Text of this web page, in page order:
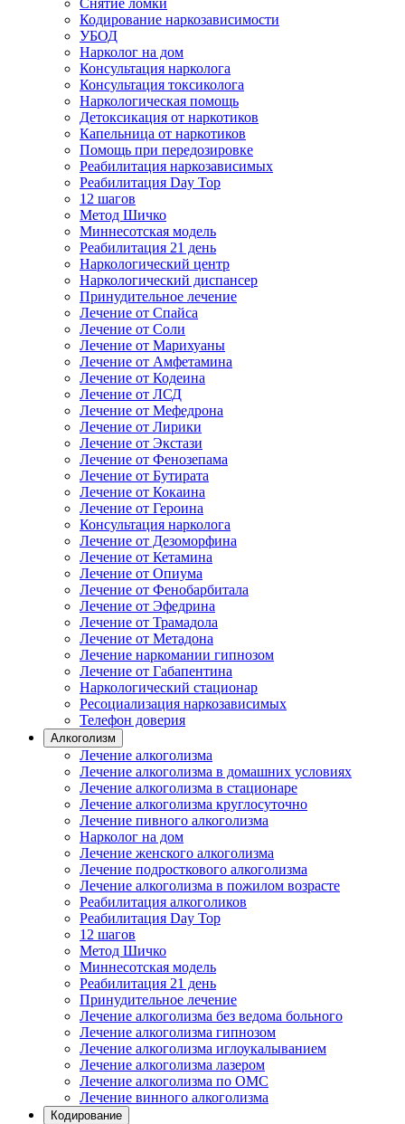
Снятие ломки
Кодирование наркозависимости
УБОД
Нарколог на дом
Консультация нарколога
Консультация токсиколога
Наркологическая помощь
Детоксикация от наркотиков
Капельница от наркотиков
Помощь при передозировке
Реабилитация наркозависимых
Реабилитация Day Top
12 шагов
Метод Шичко
Миннесотская модель
Реабилитация 21 день
Наркологический центр
Наркологический диспансер
Принудительное лечение
Лечение от Спайса
Лечение от Соли
Лечение от Марихуаны
Лечение от Амфетамина
Лечение от Кодеина
Лечение от ЛСД
Лечение от Мефедрона
Лечение от Лирики
Лечение от Экстази
Лечение от Фенозепама
Лечение от Бутирата
Лечение от Кокаина
Лечение от Героина
Консультация нарколога
Лечение от Дезоморфина
Лечение от Кетамина
Лечение от Опиума
Лечение от Фенобарбитала
Лечение от Эфедрина
Лечение от Трамадола
Лечение от Метадона
Лечение наркомании гипнозом
Лечение от Габапентина
Наркологический стационар
Ресоциализация наркозависимых
Телефон доверия
Алкоголизм
Лечение алкоголизма
Лечение алкоголизма в домашних условиях
Лечение алкоголизма в стационаре
Лечение алкоголизма круглосуточно
Лечение пивного алкоголизма
Нарколог на дом
Лечение женского алкоголизма
Лечение подросткового алкоголизма
Лечение алкоголизма в пожилом возрасте
Реабилитация алкоголиков
Реабилитация Day Top
12 шагов
Метод Шичко
Миннесотская модель
Реабилитация 21 день
Принудительное лечение
Лечение алкоголизма без ведома больного
Лечение алкоголизма гипнозом
Лечение алкоголизма иглоукалыванием
Лечение алкоголизма лазером
Лечение алкоголизма по ОМС
Лечение винного алкоголизма
Кодирование